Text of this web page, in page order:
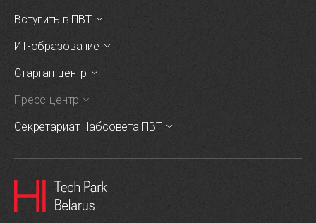
Вступить в ПВТ
ИТ-образование
Стартап-центр
Пресс-центр
Секретариат Набсовета ПВТ